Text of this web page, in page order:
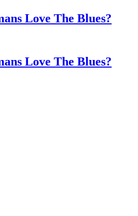
Love The Blues?
Love The Blues?